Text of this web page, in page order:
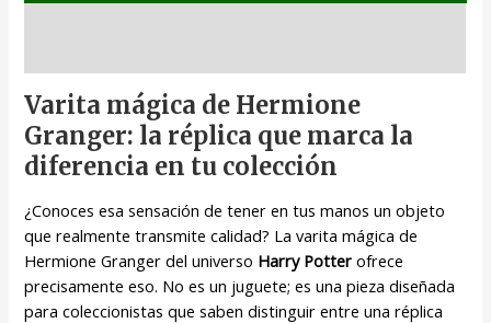
Varita mágica de Hermione
Granger: la réplica que marca la
diferencia en tu colección
¿Conoces esa sensación de tener en tus manos un objeto
que realmente transmite calidad? La varita mágica de
Hermione Granger del universo Harry Potter ofrece
precisamente eso. No es un juguete; es una pieza diseñada
para coleccionistas que saben distinguir entre una réplica